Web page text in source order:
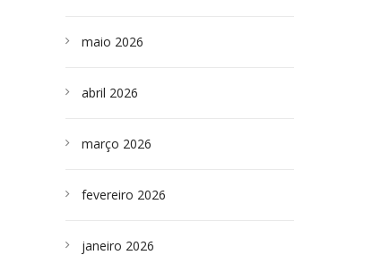
maio 2026
abril 2026
março 2026
fevereiro 2026
janeiro 2026